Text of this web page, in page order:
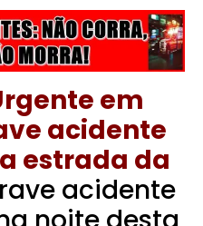
em
acidente
estrada da
acidente